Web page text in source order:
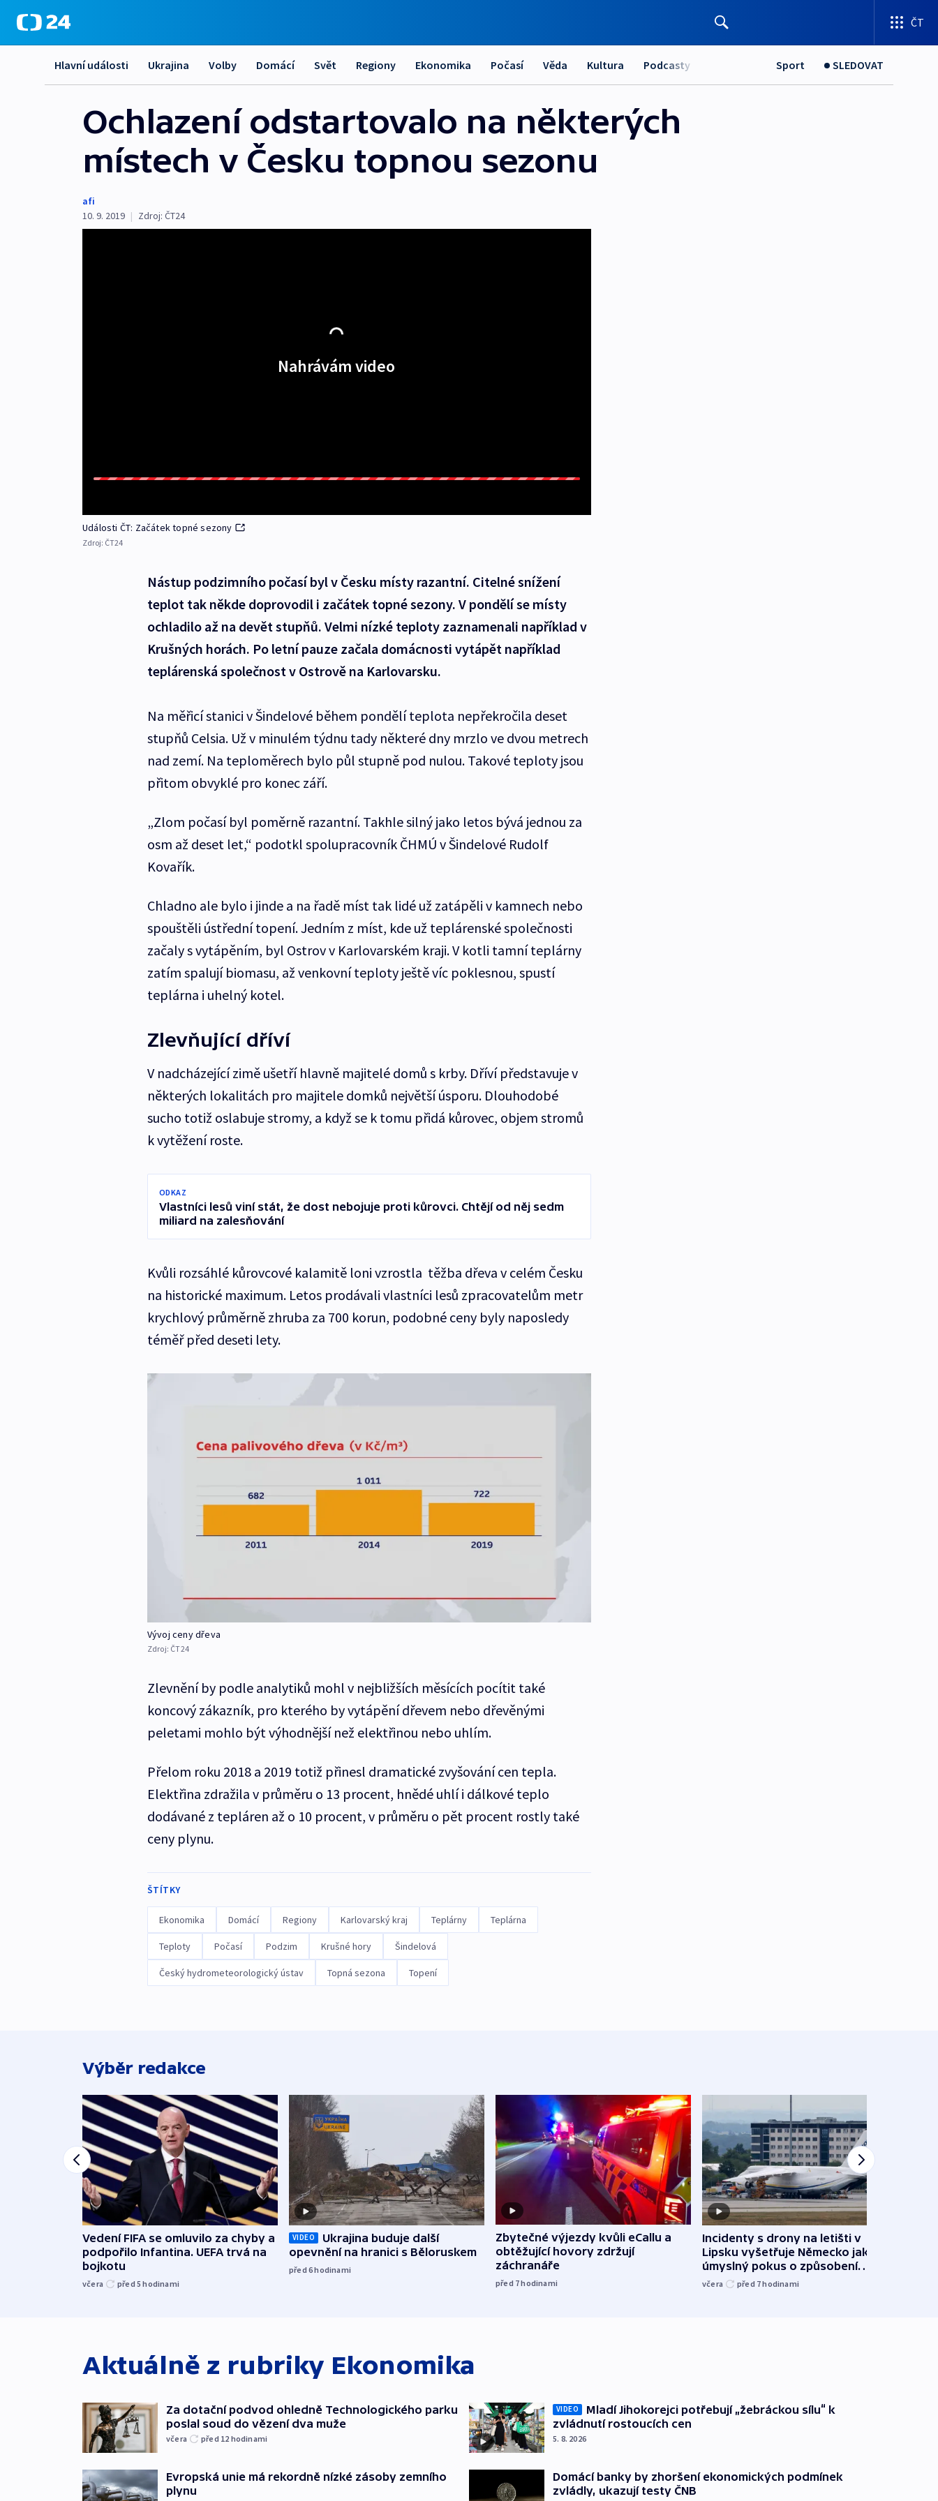
ČT
Hlavní události Ukrajina Volby Domácí Svět Regiony Ekonomika Počasí Věda Kultura Podcasty Sport SLEDOVAT
Ochlazení odstartovalo na některých
místech v Česku topnou sezonu
afi
10. 9. 2019 | Zdroj: ČT24
Nahrávám video
Události ČT: Začátek topné sezony
Zdroj: ČT24
Nástup podzimního počasí byl v Česku místy razantní. Citelné snížení
teplot tak někde doprovodil i začátek topné sezony. V pondělí se místy
ochladilo až na devět stupňů. Velmi nízké teploty zaznamenali například v
Krušných horách. Po letní pauze začala domácnosti vytápět například
teplárenská společnost v Ostrově na Karlovarsku.
Na měřicí stanici v Šindelové během pondělí teplota nepřekročila deset
stupňů Celsia. Už v minulém týdnu tady některé dny mrzlo ve dvou metrech
nad zemí. Na teploměrech bylo půl stupně pod nulou. Takové teploty jsou
přitom obvyklé pro konec září.
„Zlom počasí byl poměrně razantní. Takhle silný jako letos bývá jednou za
osm až deset let,“ podotkl spolupracovník ČHMÚ v Šindelové Rudolf
Kovařík.
Chladno ale bylo i jinde a na řadě míst tak lidé už zatápěli v kamnech nebo
spouštěli ústřední topení. Jedním z míst, kde už teplárenské společnosti
začaly s vytápěním, byl Ostrov v Karlovarském kraji. V kotli tamní teplárny
zatím spalují biomasu, až venkovní teploty ještě víc poklesnou, spustí
teplárna i uhelný kotel.
Zlevňující dříví
V nadcházející zimě ušetří hlavně majitelé domů s krby. Dříví představuje v
některých lokalitách pro majitele domků největší úsporu. Dlouhodobé
sucho totiž oslabuje stromy, a když se k tomu přidá kůrovec, objem stromů
k vytěžení roste.
ODKAZ
Vlastníci lesů viní stát, že dost nebojuje proti kůrovci. Chtějí od něj sedm
miliard na zalesňování
Kvůli rozsáhlé kůrovcové kalamitě loni vzrostla těžba dřeva v celém Česku
na historické maximum. Letos prodávali vlastníci lesů zpracovatelům metr
krychlový průměrně zhruba za 700 korun, podobné ceny byly naposledy
téměř před deseti lety.
Vývoj ceny dřeva
Zdroj: ČT24
Zlevnění by podle analytiků mohl v nejbližších měsících pocítit také
koncový zákazník, pro kterého by vytápění dřevem nebo dřevěnými
peletami mohlo být výhodnější než elektřinou nebo uhlím.
Přelom roku 2018 a 2019 totiž přinesl dramatické zvyšování cen tepla.
Elektřina zdražila v průměru o 13 procent, hnědé uhlí i dálkové teplo
dodávané z tepláren až o 10 procent, v průměru o pět procent rostly také
ceny plynu.
ŠTÍTKY
Ekonomika Domácí Regiony Karlovarský kraj Teplárny Teplárna
Teploty Počasí Podzim Krušné hory Šindelová
Český hydrometeorologický ústav Topná sezona Topení
Výběr redakce
Vedení FIFA se omluvilo za chyby a
podpořilo Infantina. UEFA trvá na
bojkotu
včera před 5hodinami
VIDEO
Ukrajina buduje další
opevnění na hranici s Běloruskem
před 6hodinami
Zbytečné výjezdy kvůli eCallu a
obtěžující hovory zdržují
záchranáře
před 7hodinami
Incidenty s drony na letišti v
Lipsku vyšetřuje Německo jako
úmyslný pokus o způsobení
exploze
včera před 7hodinami
Aktuálně z rubriky Ekonomika
Za dotační podvod ohledně Technologického parku
poslal soud do vězení dva muže
včera před 12 hodinami
Evropská unie má rekordně nízké zásoby zemního
plynu
VIDEO
Mladí Jihokorejci potřebují „žebráckou sílu“ k
zvládnutí rostoucích cen
5. 8. 2026
Domácí banky by zhoršení ekonomických podmínek
zvládly, ukazují testy ČNB